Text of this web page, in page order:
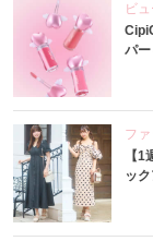
ビ
パ
フ
【
ッ